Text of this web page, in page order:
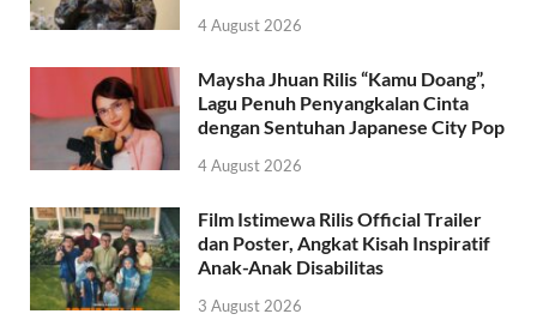
4 August 2026
Maysha Jhuan Rilis “Kamu Doang”,
Lagu Penuh Penyangkalan Cinta
dengan Sentuhan Japanese City Pop
4 August 2026
Film Istimewa Rilis Official Trailer
dan Poster, Angkat Kisah Inspiratif
Anak-Anak Disabilitas
3 August 2026